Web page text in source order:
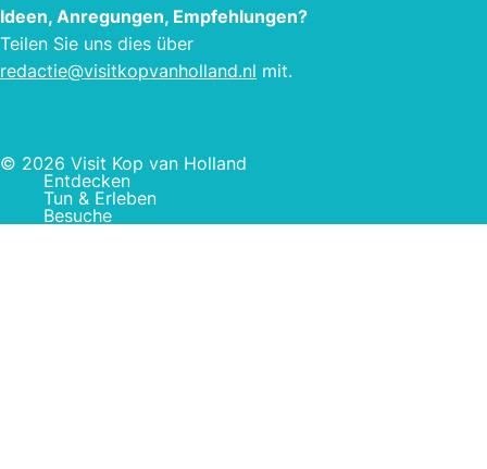
Ideen, Anregungen, Empfehlungen?
Teilen Sie uns dies über
redactie@visitkopvanholland.nl mit.
© 2026 Visit Kop van Holland
Entdecken
Tun & Erleben
Besuche